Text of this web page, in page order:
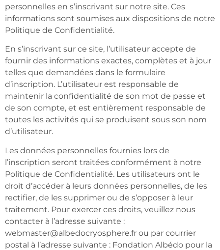
personnelles en s’inscrivant sur notre site. Ces
informations sont soumises aux dispositions de notre
Politique de Confidentialité.
En s’inscrivant sur ce site, l’utilisateur accepte de
fournir des informations exactes, complètes et à jour
telles que demandées dans le formulaire
d’inscription. L’utilisateur est responsable de
maintenir la confidentialité de son mot de passe et
de son compte, et est entièrement responsable de
toutes les activités qui se produisent sous son nom
d’utilisateur.
Les données personnelles fournies lors de
l’inscription seront traitées conformément à notre
Politique de Confidentialité. Les utilisateurs ont le
droit d’accéder à leurs données personnelles, de les
rectifier, de les supprimer ou de s’opposer à leur
traitement. Pour exercer ces droits, veuillez nous
contacter à l’adresse suivante :
webmaster@albedocryosphere.fr ou par courrier
postal à l’adresse suivante : Fondation Albédo pour la